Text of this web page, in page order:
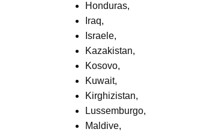
Honduras,
Iraq,
Israele,
Kazakistan,
Kosovo,
Kuwait,
Kirghizistan,
Lussemburgo,
Maldive,